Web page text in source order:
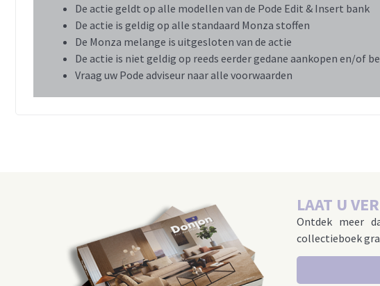
De actie geldt op alle modellen van de Pode Edit & Insert bank
De actie is geldig op alle standaard Monza stoffen
De Monza melange is uitgesloten van de actie
De actie is niet geldig op reeds eerder gedane aankopen en/of
Vraag uw Pode adviseur naar alle voorwaarden
LAAT U
Ontdek meer
collectieboek